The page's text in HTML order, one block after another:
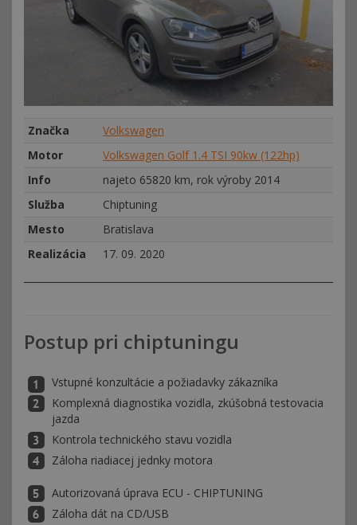
Značka
Volkswagen
Motor
Volkswagen Golf 1.4 TSI 90kw (122hp)
Info
najeto 65820 km, rok výroby 2014
Služba
Chiptuning
Mesto
Bratislava
Realizácia
17. 09. 2020
Postup pri chiptuningu
Vstupné konzultácie a požiadavky zákazníka
Komplexná diagnostika vozidla, zkúšobná testovacia
jazda
Kontrola technického stavu vozidla
Záloha riadiacej jednky motora
Autorizovaná úprava ECU - CHIPTUNING
Záloha dát na CD/USB